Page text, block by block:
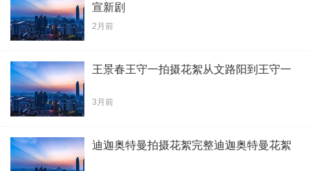
宣新剧
2月前
王景春王守一拍摄花絮从文路阳到王守一
3月前
迪迦奥特曼拍摄花絮完整迪迦奥特曼花絮